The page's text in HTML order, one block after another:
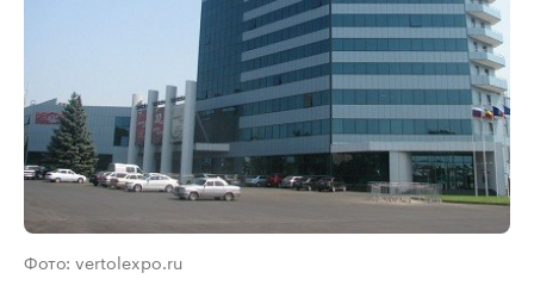
Фото: vertolexpo.ru